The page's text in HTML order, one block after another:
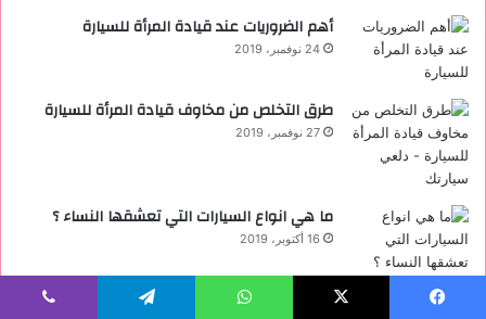
أهم الضروريات عند قيادة المرأة للسيارة
24 نوفمبر، 2019
طرق التخلص من مخاوف قيادة المرأة للسيارة
27 نوفمبر، 2019
ما هي انواع السيارات التي تعشقها النساء ؟
16 أكتوبر، 2019
كيف تحصلين على رخصة قيادة السيارة ؟